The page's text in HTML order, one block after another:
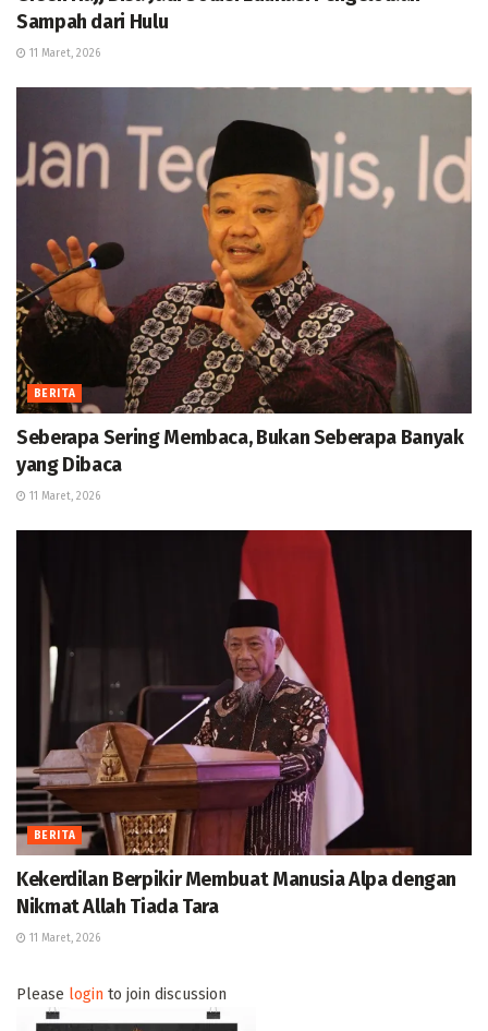
Sampah dari Hulu
11 Maret, 2026
BERITA
Seberapa Sering Membaca, Bukan Seberapa Banyak
yang Dibaca
11 Maret, 2026
BERITA
Kekerdilan Berpikir Membuat Manusia Alpa dengan
Nikmat Allah Tiada Tara
11 Maret, 2026
Please login to join discussion